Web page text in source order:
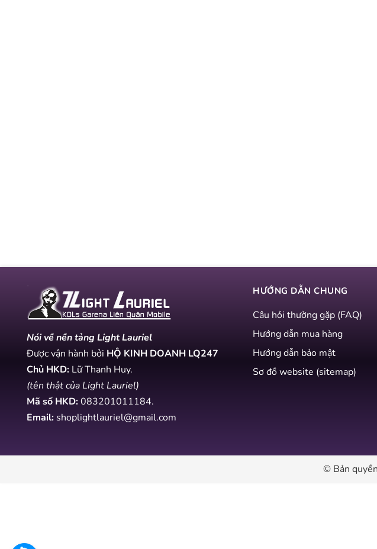
Nói về nền tảng Light Lauriel
Được vận hành bởi HỘ KINH DOANH LQ247
Chủ HKD: Lữ Thanh Huy.
(tên thật của Light Lauriel)
Mã số HKD:083201011184.
Email: shoplightlauriel@gmail.com
HƯỚNG DẪN CHUNG
Câu hỏi thường gặp (FAQ)
Hướng dẫn mua hàng
Hướng dẫn bảo mật
Sơ đồ website (sitemap)
© Bản